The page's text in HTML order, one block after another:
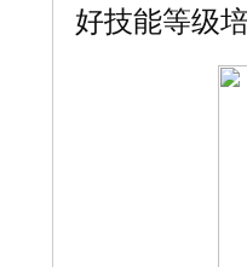
好技能等级